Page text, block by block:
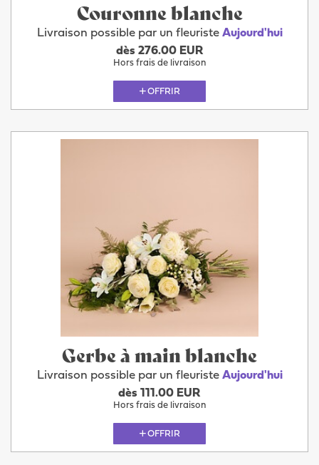
Couronne blanche
Livraison possible par un fleuriste Aujourd'hui
dès 276.00 EUR
Hors frais de livraison
OFFRIR
Gerbe à main blanche
Livraison possible par un fleuriste Aujourd'hui
dès 111.00 EUR
Hors frais de livraison
OFFRIR